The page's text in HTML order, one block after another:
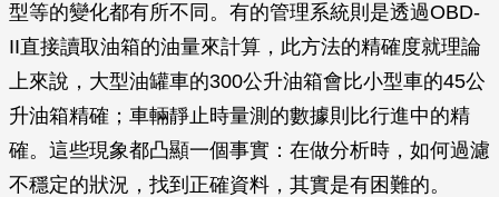
型等的變化都有所不同。有的管理系統則是透過OBD-
II直接讀取油箱的油量來計算，此方法的精確度就理論
上來說，大型油罐車的300公升油箱會比小型車的45公
升油箱精確；車輛靜止時量測的數據則比行進中的精
確。這些現象都凸顯一個事實：在做分析時，如何過濾
不穩定的狀況，找到正確資料，其實是有困難的。